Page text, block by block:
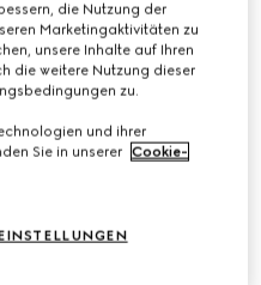
die Nutzung der
Marketingaktivitäten zu
unsere Inhalte auf Ihren
die weitere Nutzung dieser
zu.
und ihrer
Sie in unserer Cookie-